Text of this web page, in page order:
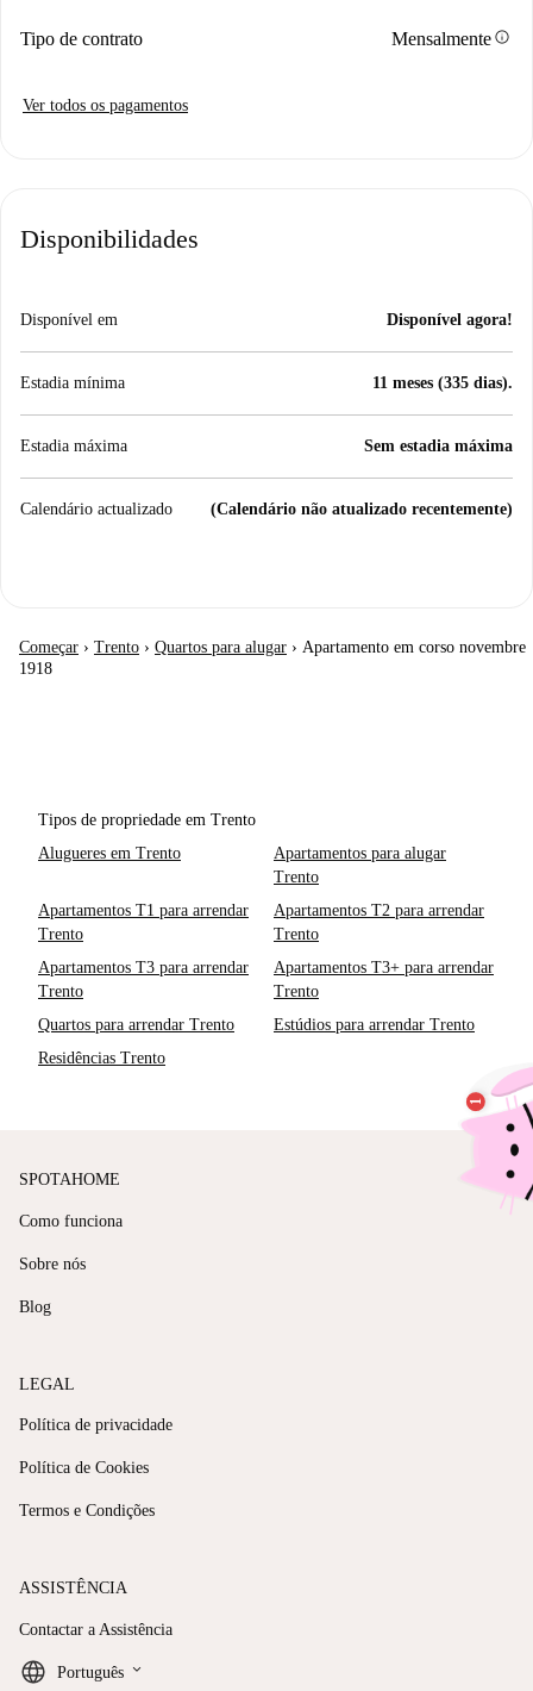
Tipo de contrato Mensalmenteinfo
Ver todos os pagamentos
Disponibilidades
Disponível em Disponível agora!
Estadia mínima 11 meses (335 dias).
Estadia máxima Sem estadia máxima
Calendário actualizado (Calendário não atualizado recentemente)
Começar › Trento › Quartos para alugar › Apartamento em corso novembre
1918
Tipos de propriedade em Trento
Alugueres em Trento
Apartamentos para alugar
Trento
Apartamentos T1 para arrendar
Trento
Apartamentos T2 para arrendar
Trento
Apartamentos T3 para arrendar
Trento
Apartamentos T3+ para arrendar
Trento
Quartos para arrendar Trento
Estúdios para arrendar Trento
Residências Trento
SPOTAHOME
Como funciona
Sobre nós
Blog
LEGAL
Política de privacidade
Política de Cookies
Termos e Condições
ASSISTÊNCIA
Contactar a Assistência
Português keyboard_arrow_down